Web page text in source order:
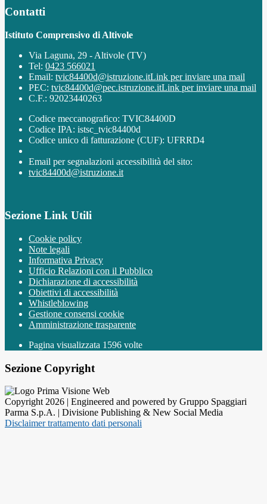
Contatti
Istituto Comprensivo di Altivole
Via Laguna, 29 - Altivole (TV)
Tel: 0423 566021
Email: tvic84400d@istruzione.itLink per inviare una mail
PEC: tvic84400d@pec.istruzione.itLink per inviare una mail
C.F.: 92023440263
Codice meccanografico: TVIC84400D
Codice IPA: istsc_tvic84400d
Codice unico di fatturazione (CUF): UFRRD4
Email per segnalazioni accessibilità del sito:
tvic84400d@istruzione.it
Sezione Link Utili
Cookie policy
Note legali
Informativa Privacy
Ufficio Relazioni con il Pubblico
Dichiarazione di accessibilità
Obiettivi di accessibilità
Whistleblowing
Gestione consensi cookie
Amministrazione trasparente
Pagina visualizzata 1596 volte
Sezione Copyright
Copyright 2026 | Engineered and powered by Gruppo Spaggiari
Parma S.p.A. | Divisione Publishing & New Social Media
Disclaimer trattamento dati personali